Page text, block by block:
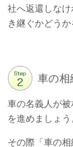
社へ返還しなけ
き継ぐかどう
車の相
車の名義人が
を進めましょう
その際「車の相